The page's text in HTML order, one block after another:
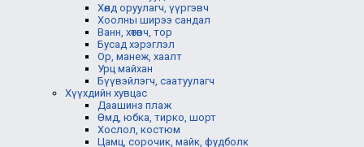
Хөлд оруулагч, үүргэвч
Хоолны ширээ сандал
Ванн, хөтөвч, тор
Бусад хэрэглэл
Ор, манеж, хаалт
Урц майхан
Бүүвэйлэгч, саатуулагч
Хүүхдийн хувцас
Даашинз плаж
Өмд, юбка, тирко, шорт
Хослол, костюм
Цамц, сорочик, майк, фудболк